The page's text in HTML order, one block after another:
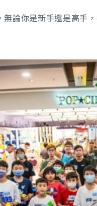
論你是新手還是高手